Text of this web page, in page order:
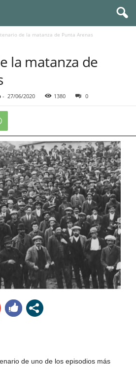
de la matanza de Punta Arenas
la matanza de
- 27/06/2020 1380 0
de uno de los episodios más